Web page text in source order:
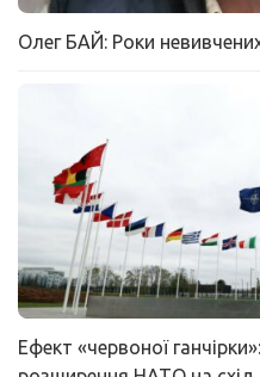
Олег БАЙ: Роки
Ефект «червоної